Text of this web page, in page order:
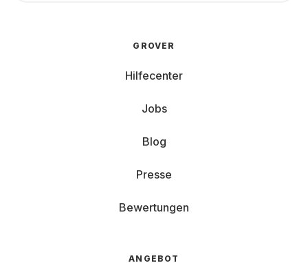
GROVER
Hilfecenter
Jobs
Blog
Presse
Bewertungen
ANGEBOT